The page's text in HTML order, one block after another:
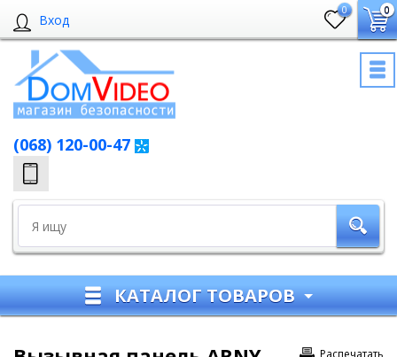
Вход
0 0
(068) 120-00-47
КАТАЛОГ ТОВАРОВ
Распечатать